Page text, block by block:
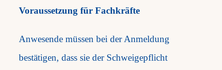
Voraussetzung für Fachkräfte
Anwesende müssen bei der Anmeldung
bestätigen, dass sie der Schweigepflicht